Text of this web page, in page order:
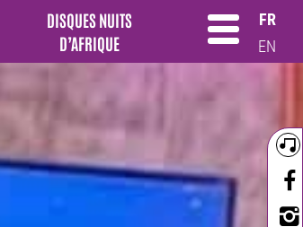
DISQUES NUITS
D’AFRIQUE
FR
EN